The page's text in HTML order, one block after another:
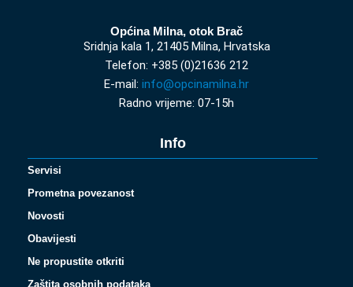
Općina Milna, otok Brač
Sridnja kala 1, 21405 Milna, Hrvatska
Telefon: +385 (0)21636 212
E-mail: info@opcinamilna.hr
Radno vrijeme: 07-15h
Info
Servisi
Prometna povezanost
Novosti
Obavijesti
Ne propustite otkriti
Zaštita osobnih podataka